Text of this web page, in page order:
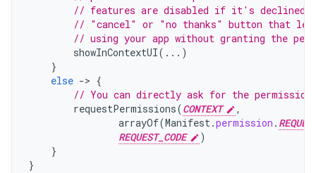
// features are disabled if it's
// "cancel" or "no thanks" button that
// using your app without granting the
showInContextUI(...)
}
else -> {
// You can directly ask for the
requestPermissions(CONTEXT
,
arrayOf(Manifest.permission .
REQUEST_CODE
)
}
}